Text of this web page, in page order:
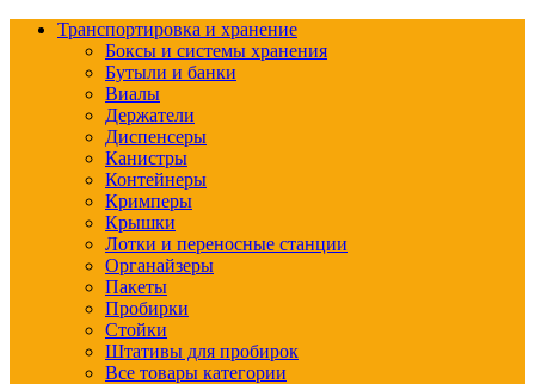
Транспортировка и хранение
Боксы и системы хранения
Бутыли и банки
Виалы
Держатели
Диспенсеры
Канистры
Контейнеры
Кримперы
Крышки
Лотки и переносные станции
Органайзеры
Пакеты
Пробирки
Стойки
Штативы для пробирок
Все товары категории